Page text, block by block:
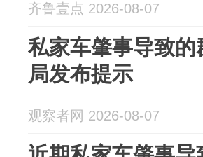
齐鲁壹点 2026-08-07
私家车肇事导致
局发布提示
观察者网 2026-08-07